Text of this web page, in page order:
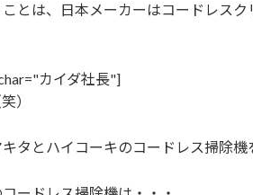
とは、日本メーカーはコードレス
カイダ社長"]
）
タとハイコーキのコードレス掃除機